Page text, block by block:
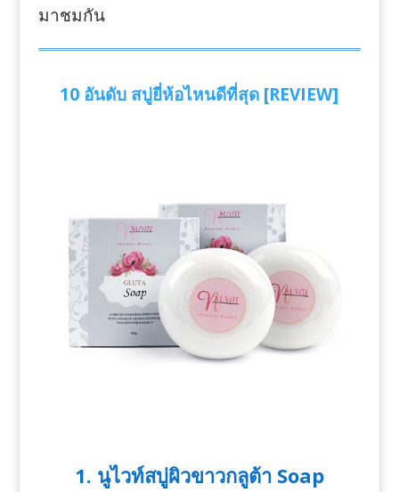
มาชมกัน
10 อันดับ สบู่ยี่ห้อไหนดีที่สุด [REVIEW]
1. นูไวท์สบู่ผิวขาวกลูต้า Soap